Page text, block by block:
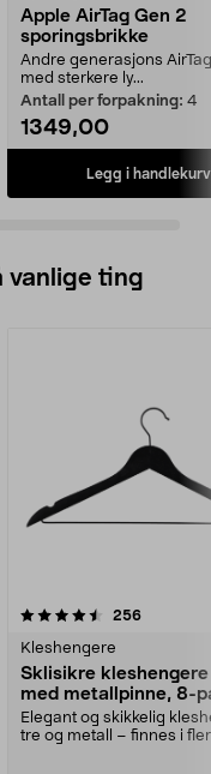
Apple AirTag Gen 2
sporingsbrikke
Andre generasjons
med sterkere ly...
Antall per forpakning: 4
1349,00
Legg i handlekurv
vanlige ting
256
Kleshengere
Sklisikre
med metallpinne, 8-
Elegant og skikkelig
tre og metall – finnes i
4.5av 5 stjerner